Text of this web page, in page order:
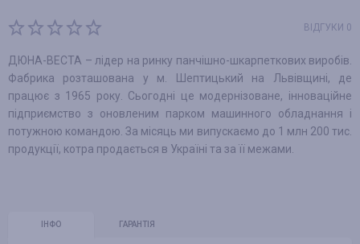
ВІДГУКИ 0
ДЮНА-ВЕСТА – лідер на ринку панчішно-шкарпеткових виробів.
Фабрика розташована у м. Шептицький на Львівщині, де
працює з 1965 року. Сьогодні це модернізоване, інноваційне
підприємство з оновленим парком машинного обладнання і
потужною командою. За місяць ми випускаємо до 1 млн 200 тис.
продукції, котра продається в Україні та за її межами.
ІНФО ГАРАНТІЯ